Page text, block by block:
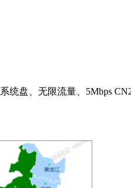
系统盘、无限流量、 5Mbps